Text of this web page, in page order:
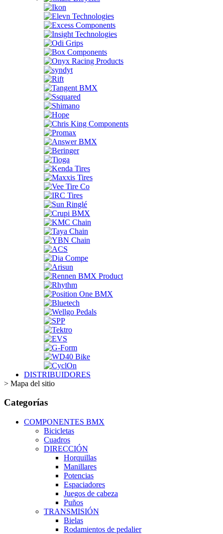
DISTRIBUIDORES
> Mapa del sitio
Categorías
COMPONENTES BMX
Bicicletas
Cuadros
DIRECCIÓN
Horquillas
Manillares
Potencias
Espaciadores
Juegos de cabeza
Puños
TRANSMISIÓN
Bielas
Rodamientos de pedalier